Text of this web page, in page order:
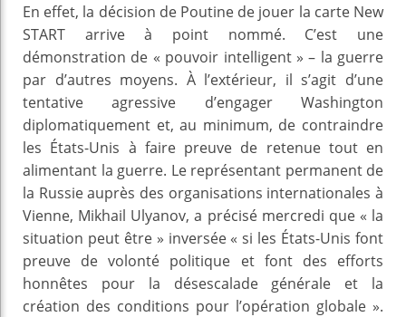
En effet, la décision de Poutine de jouer la carte New
START arrive à point nommé. C’est une
démonstration de « pouvoir intelligent » – la guerre
par d’autres moyens. À l’extérieur, il s’agit d’une
tentative agressive d’engager Washington
diplomatiquement et, au minimum, de contraindre
les États-Unis à faire preuve de retenue tout en
alimentant la guerre. Le représentant permanent de
la Russie auprès des organisations internationales à
Vienne, Mikhail Ulyanov, a précisé mercredi que « la
situation peut être » inversée « si les États-Unis font
preuve de volonté politique et font des efforts
honnêtes pour la désescalade générale et la
création des conditions pour l’opération globale ».